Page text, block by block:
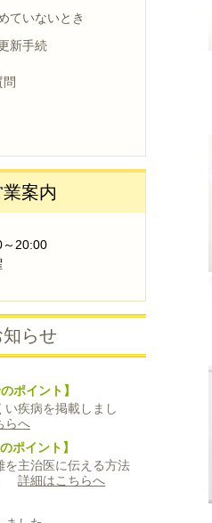
ていないとき
新手続
案内
20:00
知らせ
ポイント】
い疾病を掲載しまし
らへ
ポイント】
を主治医に伝える方法
詳細はこちらへ